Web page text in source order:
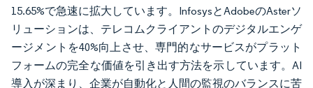
15.65%で急速に拡大しています。InfosysとAdobeのAsterソ
リューションは、テレコムクライアントのデジタルエンゲ
ージメントを40%向上させ、専門的なサービスがプラット
フォームの完全な価値を引き出す方法を示しています。AI
導入が深まり、企業が自動化と人間の監視のバランスに苦